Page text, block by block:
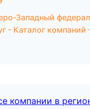
Западный
- Каталог компаний
компании в